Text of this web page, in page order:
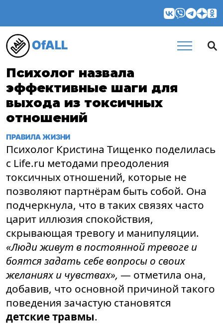
OfALL
Психолог назвала
эффективные шаги для
выхода из токсичных
отношений
ПРАВИЛА ЖИЗНИ
Психолог Кристина Тищенко поделилась
с Life.ru методами преодоления
токсичных отношений, которые не
позволяют партнёрам быть собой. Она
подчеркнула, что в таких связях часто
царит иллюзия спокойствия,
скрывающая тревогу и манипуляции.
«Люди живут в постоянной тревоге и
боятся задать себе вопросы о своих
желаниях и чувствах», — отметила она,
добавив, что основной причиной такого
поведения зачастую становятся
детские травмы.